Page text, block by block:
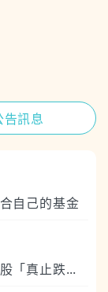
告訊息
自己的基金
台股急跌又強彈！兩大關鍵訊號看懂台股「真止跌」還是「假反彈」